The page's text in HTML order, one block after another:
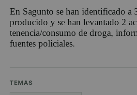
En Sagunto se han identificado a
producido y se han levantado 2
tenencia/consumo de droga,
fuentes policiales.
TEMAS